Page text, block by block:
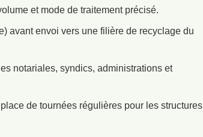
et mode de traitement précisé.
avant envoi vers une filière de recyclage du
notariales, syndics, administrations et
de tournées régulières pour les structures